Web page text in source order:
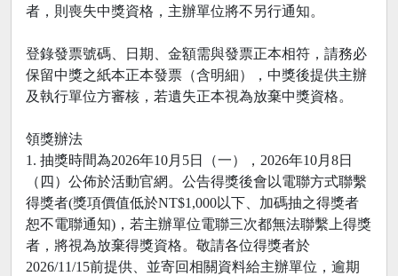
者，則喪失中獎資格，主辦單位將不另行通知。
登錄發票號碼、日期、金額需與發票正本相符，請務必
保留中獎之紙本正本發票（含明細），中獎後提供主辦
及執行單位方審核，若遺失正本視為放棄中獎資格。
領獎辦法
1. 抽獎時間為2026年10月5日（一），2026年10月8日
（四）公佈於活動官網。公告得獎後會以電聯方式聯繫
得獎者(獎項價值低於NT$1,000以下、加碼抽之得獎者
恕不電聯通知)，若主辦單位電聯三次都無法聯繫上得獎
者，將視為放棄得獎資格。敬請各位得獎者於
2026/11/15前提供、並寄回相關資料給主辦單位，逾期